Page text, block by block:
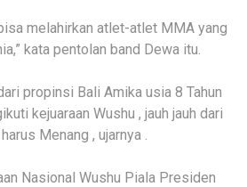
melahirkan atlet-atlet MMA yang
kata pentolan band Dewa itu.
propinsi Bali Amika usia 8 Tahun
kejuaraan Wushu , jauh jauh dari
Menang , ujarnya .
Nasional Wushu Piala Presiden